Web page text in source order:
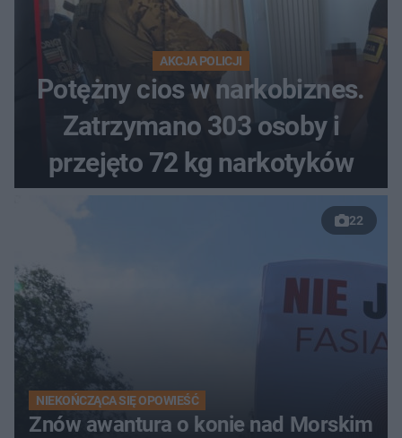
AKCJA POLICJI
Potężny cios w narkobiznes.
Zatrzymano 303 osoby i
przejęto 72 kg narkotyków
22
NIEKOŃCZĄCA SIĘ OPOWIEŚĆ
Znów awantura o konie nad Morskim